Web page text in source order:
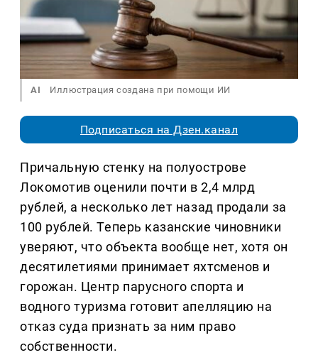
AI Иллюстрация создана при помощи ИИ
Подписаться на Дзен.канал
Причальную стенку на полуострове
Локомотив оценили почти в 2,4 млрд
рублей, а несколько лет назад продали за
100 рублей. Теперь казанские чиновники
уверяют, что объекта вообще нет, хотя он
десятилетиями принимает яхтсменов и
горожан. Центр парусного спорта и
водного туризма готовит апелляцию на
отказ суда признать за ним право
собственности.